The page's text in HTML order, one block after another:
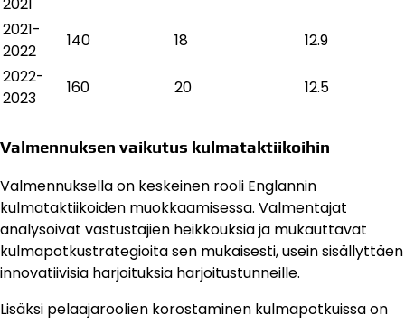
2021-
2022
140 18
12.9
2022-
2023
160 20 12.5
Valmennuksen vaikutus kulmataktiikoihin
Valmennuksella on keskeinen rooli Englannin
kulmataktiikoiden muokkaamisessa. Valmentajat
analysoivat vastustajien heikkouksia ja mukauttavat
kulmapotkustrategioita sen mukaisesti, usein sisällyttäen
innovatiivisia harjoituksia harjoitustunneille.
Lisäksi pelaajaroolien korostaminen kulmapotkuissa on